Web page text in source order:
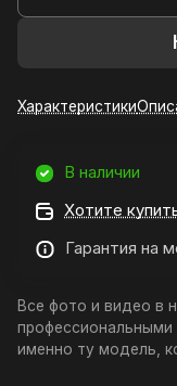
Характеристики
В наличии
Хотите
Гарантия на
Все фото и видео в
профессиональными
именно ту модель,